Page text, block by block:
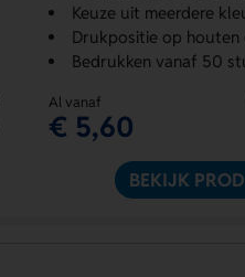
Keuze uit meerdere
Drukpositie op houten
Bedrukken vanaf 50
Al vanaf
€ 5,60
BEKIJK